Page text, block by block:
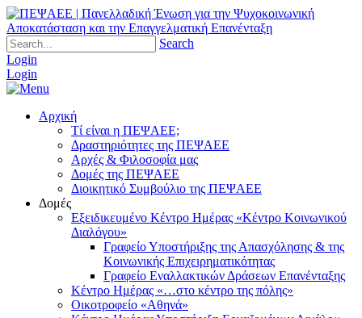
Search
Login
Login
Αρχική
Τί είναι η ΠΕΨΑΕΕ;
Δραστηριότητες της ΠΕΨΑΕΕ
Αρχές & Φιλοσοφία μας
Δομές της ΠΕΨΑΕΕ
Διοικητικό Συμβούλιο της ΠΕΨΑΕΕ
Δομές
Εξειδικευμένο Κέντρο Ημέρας «Κέντρο Κοινωνικού
Διαλόγου»
Γραφείο Υποστήριξης της Απασχόλησης & της
Κοινωνικής Επιχειρηματικότητας
Γραφείο Εναλλακτικών Δράσεων Επανένταξης
Κέντρο Ημέρας «…στο κέντρο της πόλης»
Οικοτροφείο «Αθηνά»